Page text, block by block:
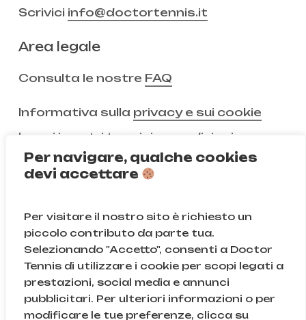
Per navigare, qualche cookies
devi accettare
Per visitare il nostro sito è richiesto un
piccolo contributo da parte tua.
Selezionando "Accetto", consenti a Doctor
Tennis di utilizzare i cookie per scopi legati a
prestazioni, social media e annunci
pubblicitari. Per ulteriori informazioni o per
modificare le tue preferenze, clicca su
Scrivici info@doctortennis.it
Area legale
Consulta le nostre FAQ
Informativa sulla privacy e sui cookie
Leggi i nostri termini e condizioni
Instagram Facebook
TikTok
© Doctor Tennis | B&D S.r.l.s. | P.iva 08709820966 |